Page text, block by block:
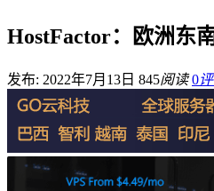
HostFactor：欧洲东
发布: 2022年7月13日 845阅读 0